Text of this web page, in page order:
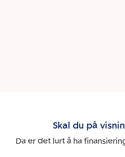
Skal du på
Da er det lurt å ha